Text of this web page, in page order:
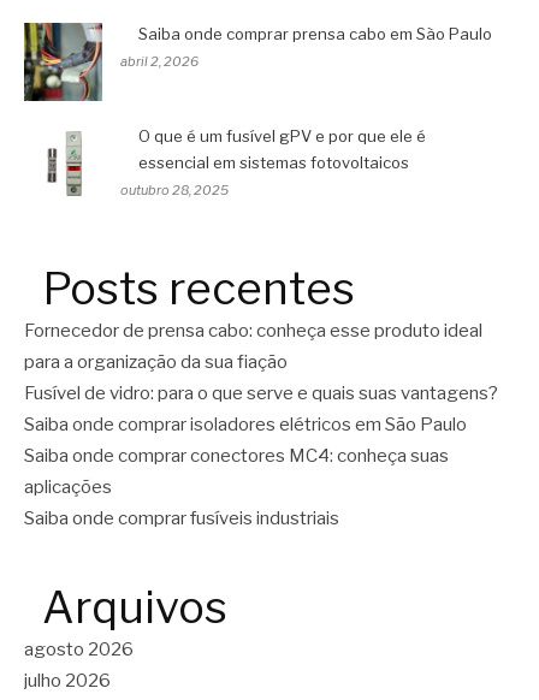
Saiba onde comprar prensa cabo em São Paulo
abril 2, 2026
O que é um fusível gPV e por que ele é
essencial em sistemas fotovoltaicos
outubro 28, 2025
Posts recentes
Fornecedor de prensa cabo: conheça esse produto ideal
para a organização da sua fiação
Fusível de vidro: para o que serve e quais suas vantagens?
Saiba onde comprar isoladores elétricos em São Paulo
Saiba onde comprar conectores MC4: conheça suas
aplicações
Saiba onde comprar fusíveis industriais
Arquivos
agosto 2026
julho 2026